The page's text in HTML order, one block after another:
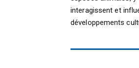
interagissent et
développements